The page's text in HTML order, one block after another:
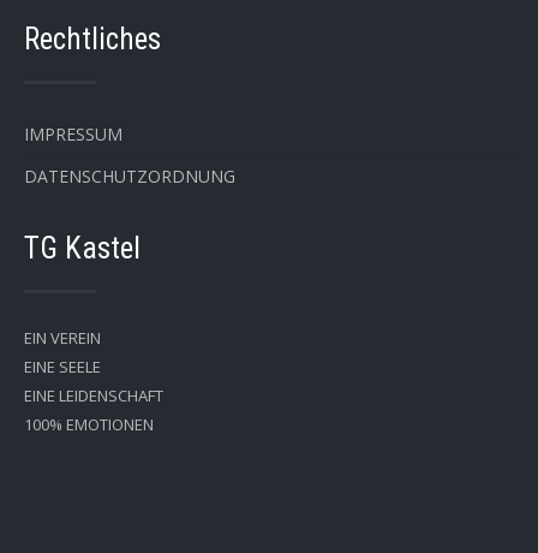
Rechtliches
IMPRESSUM
DATENSCHUTZORDNUNG
TG Kastel
EIN VEREIN
EINE SEELE
EINE LEIDENSCHAFT
100% EMOTIONEN